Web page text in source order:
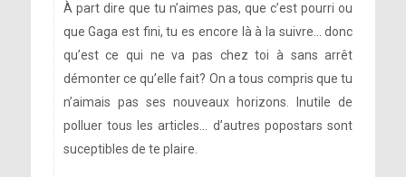
À part dire que tu n’aimes pas, que c’est pourri ou
que Gaga est fini, tu es encore là à la suivre… donc
qu’est ce qui ne va pas chez toi à sans arrêt
démonter ce qu’elle fait? On a tous compris que tu
n’aimais pas ses nouveaux horizons. Inutile de
polluer tous les articles… d’autres popostars sont
suceptibles de te plaire.